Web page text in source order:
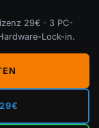
29€ · 3 PC-
Lock-in.